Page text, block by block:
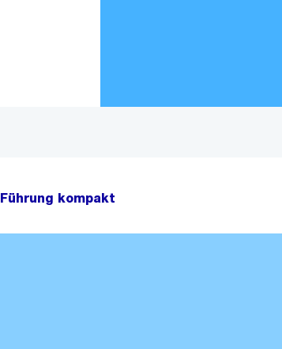
Führung kompakt